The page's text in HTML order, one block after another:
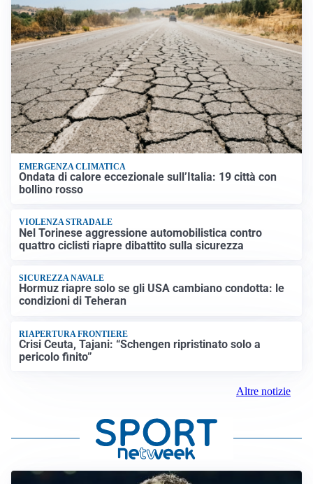
EMERGENZA CLIMATICA
Ondata di calore eccezionale sull’Italia: 19 città con
bollino rosso
VIOLENZA STRADALE
Nel Torinese aggressione automobilistica contro
quattro ciclisti riapre dibattito sulla sicurezza
SICUREZZA NAVALE
Hormuz riapre solo se gli USA cambiano condotta: le
condizioni di Teheran
RIAPERTURA FRONTIERE
Crisi Ceuta, Tajani: “Schengen ripristinato solo a
pericolo finito”
Altre notizie